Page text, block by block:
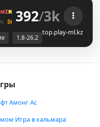
ᴍɪɴᴇ ʟᴀɴᴅ ɴᴇᴛᴡᴏʀᴋ ☀
⇆ ꜱᴜʀᴠɪᴠᴀʟ ꜱᴍᴘ ⇆ ꜱᴋʏʙʟᴏᴄᴋ
392/3k
top.play-ml.kz
1.8-26.2
Амонг Ас
Игра в кальмара